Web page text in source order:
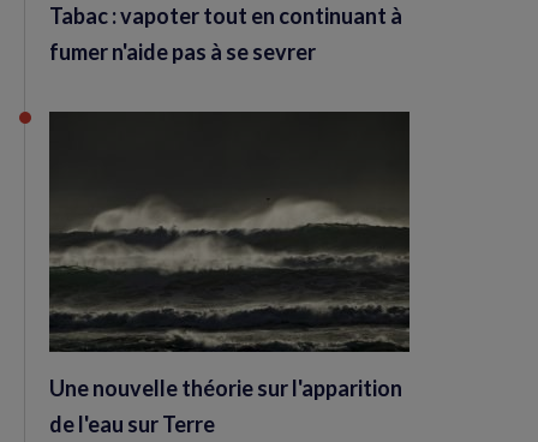
Tabac : vapoter tout en continuant à
fumer n'aide pas à se sevrer
Une nouvelle théorie sur l'apparition
de l'eau sur Terre